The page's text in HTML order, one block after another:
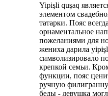
Yipişli quşaq
элементом
татарки. Пояс
орнаментальное
пожеланиями для
жениха дарила
символизировало
крепкой семьи.
функции, пояс
ручную
беды - девушка